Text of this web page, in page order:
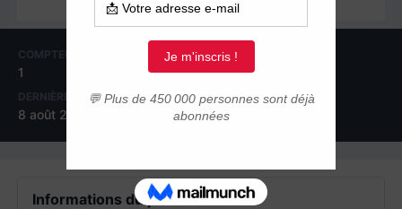
COMPTEUR DE CONTENUS
1
INSCRIPTION
8 août 2009
DERNIÈRE VISITE
8 août 2009
Informations du profil